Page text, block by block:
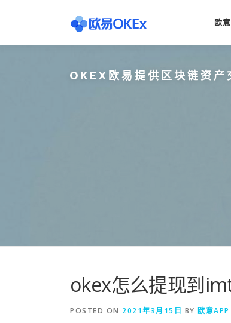
欧
OKEX欧易提供区块链资
okex怎么提现到
POSTED ON 2021年3月15日 BY 欧意APP